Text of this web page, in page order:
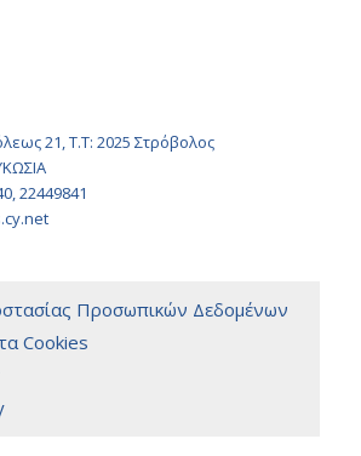
21, Τ.Τ: 2025 Στρόβολος
22449841
Προσωπικών Δεδομένων
Cookies